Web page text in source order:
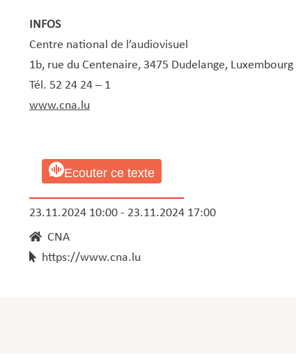
INFOS
Centre national de l’audiovisuel
1b, rue du Centenaire, 3475 Dudelange, Luxembourg
Tél. 52 24 24 – 1
www.cna.lu
Ecouter ce texte
23.11.2024 10:00 - 23.11.2024 17:00
CNA
https://www.cna.lu